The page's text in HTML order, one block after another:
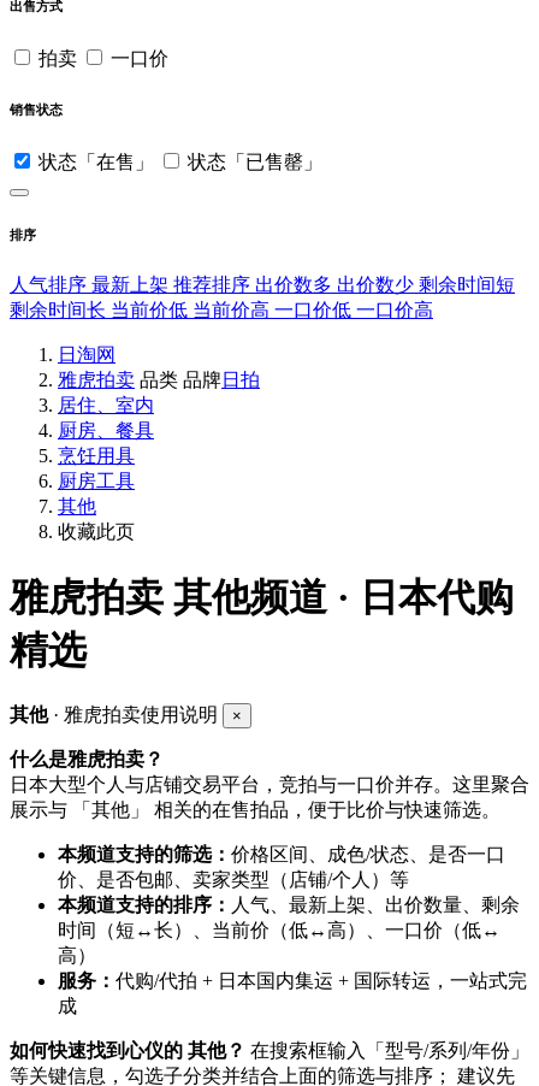
出售方式
拍卖 一口价
销售状态
状态「在售」 状态「已售罄」
排序
人气排序 最新上架 推荐排序 出价数多 出价数少 剩余时间短
剩余时间长 当前价低 当前价高 一口价低 一口价高
日淘网
雅虎拍卖 品类 品牌日拍
居住、室内
厨房、餐具
烹饪用具
厨房工具
其他
收藏此页
雅虎拍卖 其他频道 · 日本代购
精选
其他· 雅虎拍卖使用说明 ×
什么是雅虎拍卖？
日本大型个人与店铺交易平台，竞拍与一口价并存。这里聚合
展示与 「其他」 相关的在售拍品，便于比价与快速筛选。
本频道支持的筛选： 价格区间、成色/状态、是否一口
价、是否包邮、卖家类型（店铺/个人）等
本频道支持的排序： 人气、最新上架、出价数量、剩余
时间（短↔长）、当前价（低↔高）、一口价（低↔
高）
服务： 代购/代拍 + 日本国内集运 + 国际转运，一站式完
成
如何快速找到心仪的 其他？ 在搜索框输入「型号/系列/年份」
等关键信息，勾选子分类并结合上面的筛选与排序； 建议先